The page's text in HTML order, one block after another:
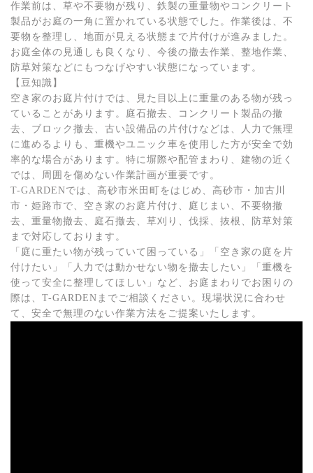
作業前は、草や不要物が残り、鉄製の重量物やコンクリート
製品がお庭の一角に置かれている状態でした。作業後は、不
要物を整理し、地面が見える状態まで片付けが進みました。
お庭全体の見通しも良くなり、今後の撤去作業、整地作業、
防草対策などにもつなげやすい状態になっています。
【豆知識】
空き家のお庭片付けでは、見た目以上に重量のある物が残っ
ていることがあります。庭石撤去、コンクリート製品の撤
去、ブロック撤去、古い設備品の片付けなどは、人力で無理
に進めるよりも、重機やユニック車を使用した方が安全で効
率的な場合があります。特に塀際や配管まわり、建物の近く
では、周囲を傷めない作業計画が重要です。
T-GARDENでは、高砂市米田町をはじめ、高砂市・加古川
市・姫路市で、空き家のお庭片付け、庭じまい、不要物撤
去、重量物撤去、庭石撤去、草刈り、伐採、抜根、防草対策
まで対応しております。
「庭に重たい物が残っていて困っている」「空き家の庭を片
付けたい」「人力では動かせない物を撤去したい」「重機を
使って安全に整理してほしい」など、お庭まわりでお困りの
際は、T-GARDENまでご相談ください。現場状況に合わせ
て、安全で無理のない作業方法をご提案いたします。